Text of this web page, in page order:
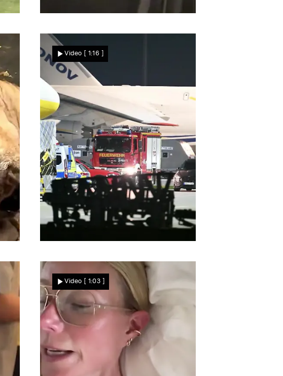
Autofahrerin will
ausweichen – und fliegt in
einen Linienbus!
Nachrichten
Sprengstoff-Drohne am
Flughafen Leipzig entdeckt
– dann kollidiert DHL-Jet
mit Flugobjekt!
Nachrichten
Video [ 1:16 ]
Video [ 1:03 ]